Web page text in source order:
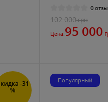
0
102 000грн
Цена:95 000
-31
%
Популярный